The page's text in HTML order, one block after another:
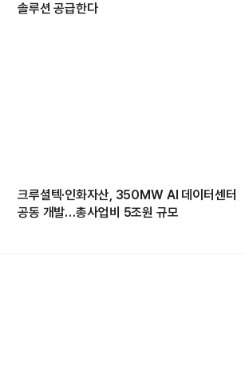
솔루션 공급한다
크루셜텍·인화자산, 350MW AI 데이터센터
공동 개발…총사업비 5조원 규모